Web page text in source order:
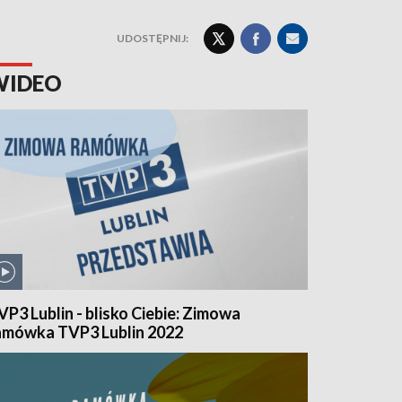
UDOSTĘPNIJ:
Lublin - blisko Ciebie: Zimowa
TVP3 Lublin 2022